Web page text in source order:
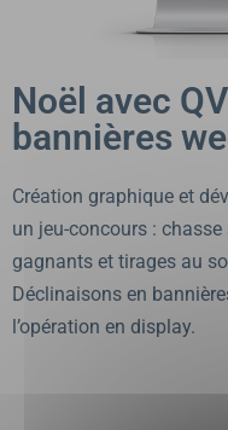
Noël avec
bannières
Création graphique et
un jeu-concours :
gagnants et tirages au
Déclinaisons en
l’opération en display.